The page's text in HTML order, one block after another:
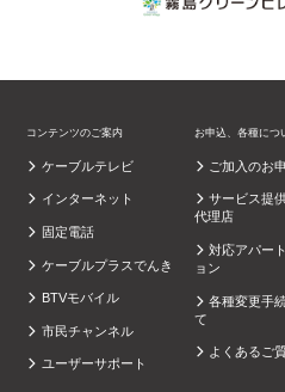
コンテンツのご案内
ケーブルテレビ
インターネット
固定電話
ケーブルプラスでんき
BTVモバイル
市民チャンネル
ユーザーサポート
お申込、各種につ
ご加入のお
サービス提
代理店
対応アパー
ョン
各種変更手
て
よくあるご